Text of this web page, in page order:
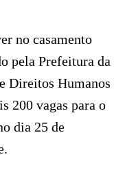
no casamento
pela Prefeitura da
Direitos Humanos
200 vagas para o
dia 25 de